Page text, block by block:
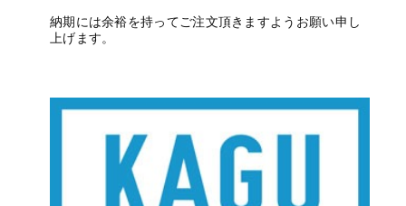
納期には余裕を持ってご注文頂きますようお願い申し
上げます。